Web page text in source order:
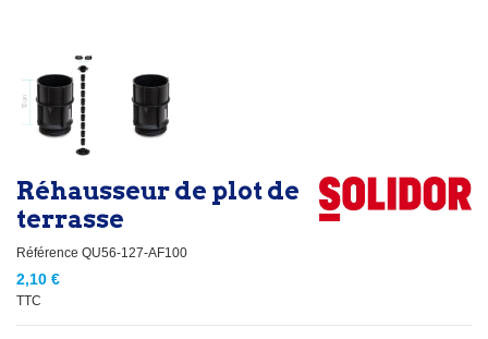
Réhausseur de plot de
terrasse
Référence QU56-127-AF100
2,10 €
TTC